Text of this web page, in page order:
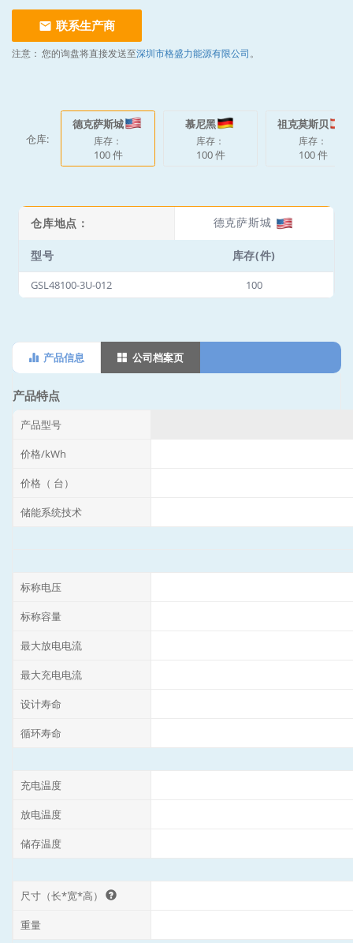
联系生产商
注意： 您的询盘将直接发送至深圳市格盛力能源有限公司 。
仓库:
德克萨斯城
库存：
100 件
慕尼黑
库存：
100 件
祖克莫斯贝
库存：
100 件
仓库地点： 德克萨斯城
型号 库存(件)
GSL48100-3U-012 100
产品信息 公司档案页
产品特点
产品型号
价格/kWh
价格（ 台）
储能系统技术
标称电压
标称容量
最大放电电流
最大充电电流
设计寿命
循环寿命
充电温度
放电温度
储存温度
尺寸（长*宽*高）
重量